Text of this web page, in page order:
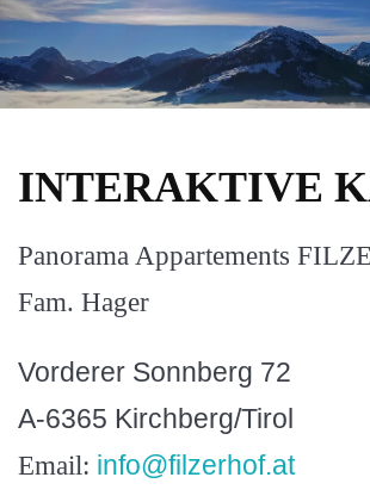
INTERAKTIVE
Panorama Appartements
Fam. Hager
Vorderer Sonnberg 72
A-6365 Kirchberg/Tirol
Email: info@filzerhof.at